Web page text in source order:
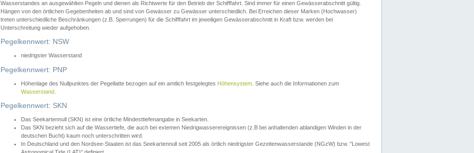
Wasserstandes an ausgewählten Pegeln und dienen als Richtwerte für den Betrieb der Schifffahrt. Sind immer für einen Gewässerabschnitt gültig.
Hängen von den örtlichen Gegebenheiten ab und sind von Gewässer zu Gewässer unterschiedlich. Bei Erreichen dieser Marken (Hochwasser)
treten unterschiedliche Beschränkungen (z.B. Sperrungen) für die Schifffahrt im jeweiligen Gewässerabschnitt in Kraft bzw. werden bei
Unterschreitung wieder aufgehoben.
Pegelkennwert: NSW
niedrigster Wasserstand
Pegelkennwert: PNP
Höhenlage des Nullpunktes der Pegellatte bezogen auf ein amtlich festgelegtes Höhensystem . Siehe auch die Informationen zum
Wasserstand
Pegelkennwert: SKN
Das Seekartennull (SKN) ist eine örtliche Mindesttiefenangabe in Seekarten.
Das SKN bezieht sich auf die Wassertiefe, die auch bei extemen Niedrigwasserereignissen (z.B bei anhaltenden ablandigen Winden in der
deutschen Bucht) kaum noch unterschritten wird.
In Deutschland und den Nordsee-Staaten ist das Seekartennull seit 2005 als örtlich niedrigster Gezeitenwasserstande (NGzW) bzw. "Lowest